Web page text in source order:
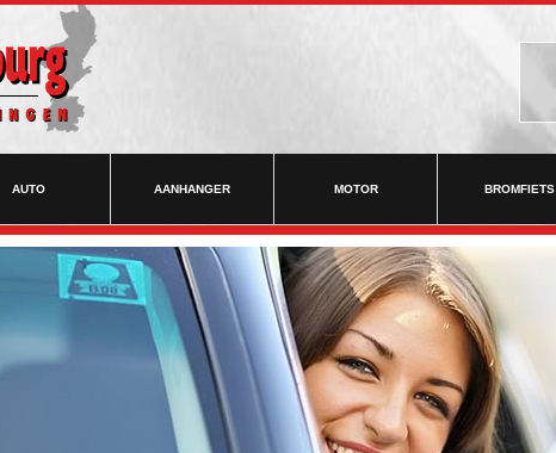
AUTO AANHANGER MOTOR BROMFIETS